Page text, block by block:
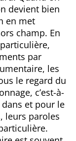
devient bien
en met
champ. En
par
les
le regard du
c’est-à-
dans et pour le
leurs paroles